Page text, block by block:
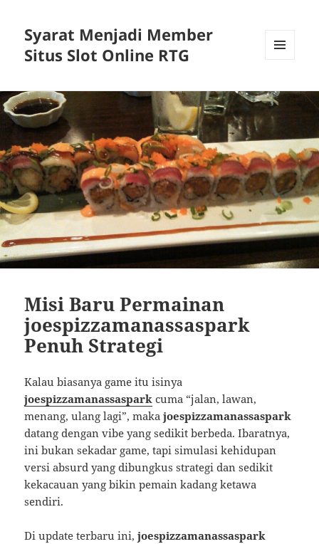
Syarat Menjadi Member
Situs Slot Online RTG
WIDGETS
Misi Baru Permainan
joespizzamanassaspark
Penuh Strategi
Kalau biasanya game itu isinya
joespizzamanassaspark cuma “jalan, lawan,
menang, ulang lagi”, makajoespizzamanassaspark
datang dengan vibe yang sedikit berbeda. Ibaratnya,
ini bukan sekadar game, tapi simulasi kehidupan
versi absurd yang dibungkus strategi dan sedikit
kekacauan yang bikin pemain kadang ketawa
sendiri.
Di update terbaru ini,joespizzamanassaspark